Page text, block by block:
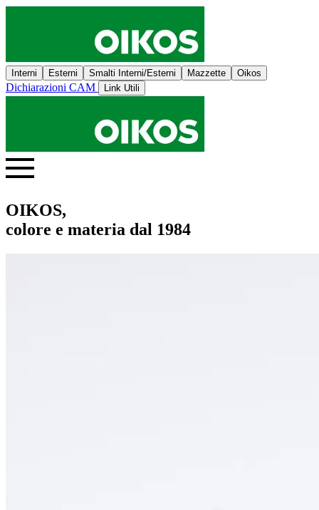
Interni Esterni Smalti Interni/Esterni Mazzette Oikos
Dichiarazioni CAM Link Utili
OIKOS,
colore e materia dal 1984